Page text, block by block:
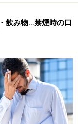
んが、禁止され
禁煙」と意識す
バコ」への想いが
う思考回路が、
とも言えます。
飲み物…禁煙時の口